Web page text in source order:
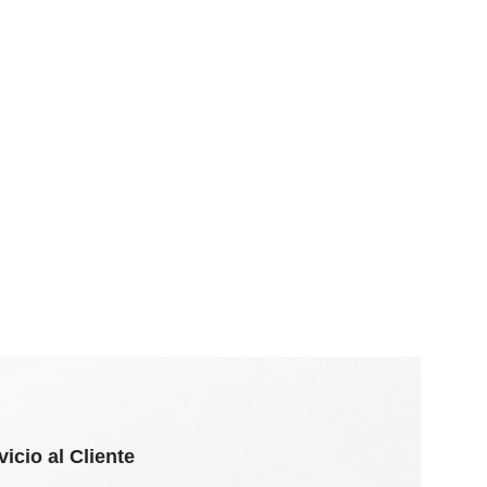
al Cliente